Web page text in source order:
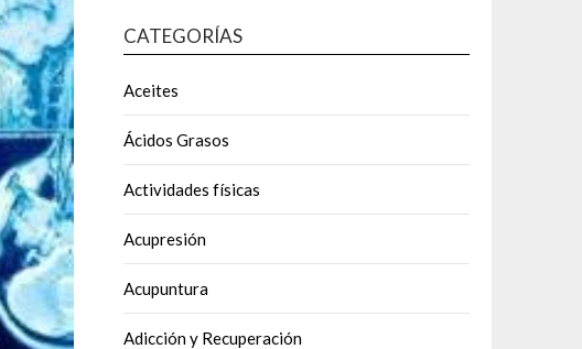
CATEGORÍAS
Aceites
Ácidos Grasos
Actividades físicas
Acupresión
Acupuntura
Adicción y Recuperación